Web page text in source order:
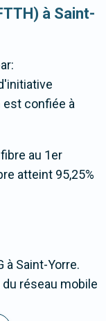
à Saint-
est confiée à
au 1er
atteint 95,25%
à Saint-Yorre.
réseau mobile